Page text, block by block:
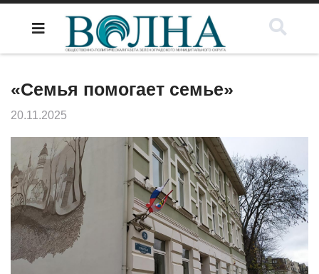
«Семья помогает семье»
20.11.2025